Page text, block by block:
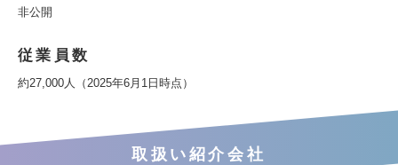
非公開
従業員数
約27,000人（2025年6月1日時点）
取扱い紹介会社